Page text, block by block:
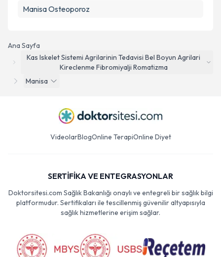
Ana Sayfa
Kas Iskelet Sistemi Agrilarinin Tedavisi Bel Boyun Agrilari
Kireclenme Fibromiyalji Romatizma
Manisa
Manisa Osteoporoz
VideolarBlogOnline TerapiOnline Diyet
SERTİFİKA VE ENTEGRASYONLAR
Doktorsitesi.com Sağlık Bakanlığı onaylı ve entegreli bir sağlık bilgi
platformudur. Sertifikaları ile tescillenmiş güvenilir altyapısıyla
sağlık hizmetlerine erişim sağlar.